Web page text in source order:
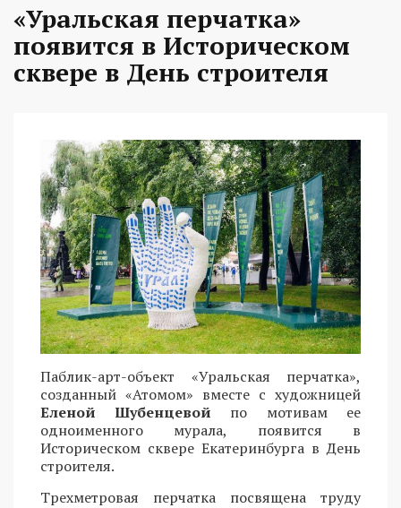
«Уральская перчатка»
появится в Историческом
сквере в День строителя
Паблик-арт-объект «Уральская перчатка»,
созданный «Атомом» вместе с художницей
Еленой Шубенцевой по мотивам ее
одноименного мурала, появится в
Историческом сквере Екатеринбурга в День
строителя.
Трехметровая перчатка посвящена труду